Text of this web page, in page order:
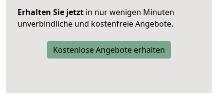
Erhalten Sie jetzt in nur wenigen Minuten
unverbindliche und kostenfreie Angebote.
Kostenlose Angebote erhalten